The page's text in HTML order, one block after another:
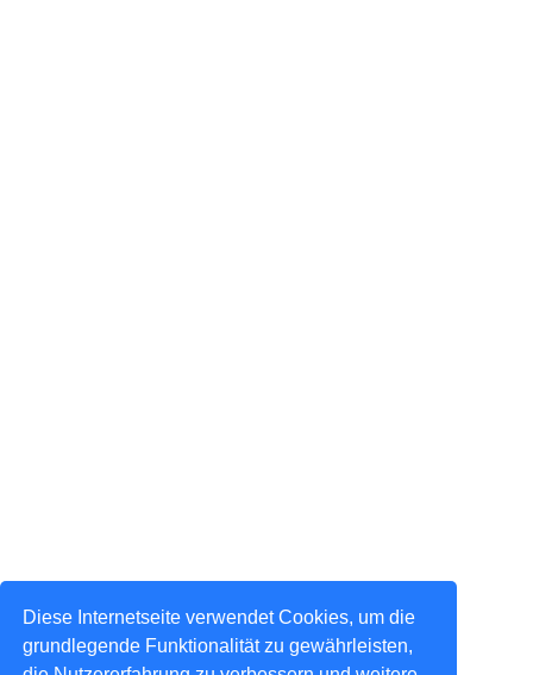
Diese Internetseite verwendet Cookies, um die
grundlegende Funktionalität zu gewährleisten,